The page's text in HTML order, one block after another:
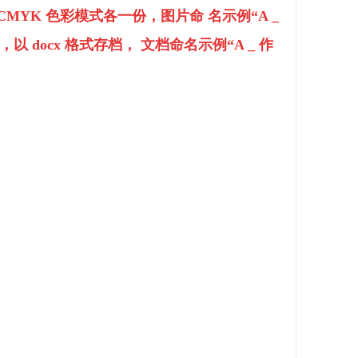
色彩模式各一份，图片命 名示例“A _
以 docx 格式存档， 文档命名示例“A _ 作